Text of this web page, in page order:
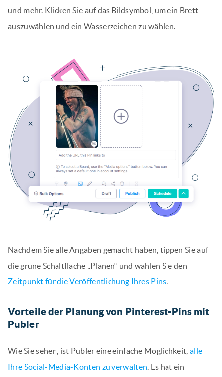
und mehr. Klicken Sie auf das Bildsymbol, um ein Brett
auszuwählen und ein Wasserzeichen zu wählen.
Nachdem Sie alle Angaben gemacht haben, tippen Sie auf
die grüne Schaltfläche „Planen“ und wählen Sie den
Zeitpunkt für die Veröffentlichung Ihres Pins
Vorteile der Planung von Pinterest-Pins mit
Publer
Wie Sie sehen, ist Publer eine einfache Möglichkeit, alle
Ihre Social-Media-Konten zu verwalten . Es hat ein